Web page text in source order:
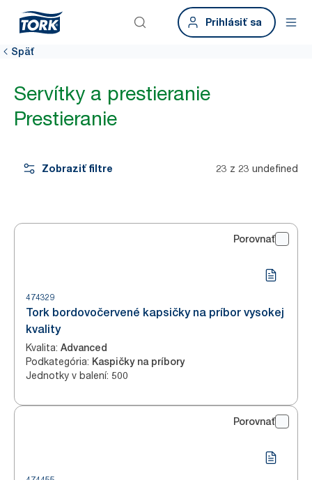
Prihlásiť sa
Späť
Servítky a prestieranie
Prestieranie
Zobraziť filtre 23 z 23 undefined
Porovnať
474329
Tork bordovočervené kapsičky na príbor vysokej
kvality
Kvalita: Advanced
Podkategória: Kaspičky na príbory
Jednotky v balení: 500
Porovnať